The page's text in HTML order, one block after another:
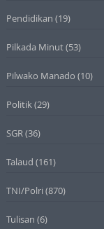
Pendidikan (19)
Pilkada Minut(53)
Pilwako Manado (10)
Politik (29)
SGR (36)
Talaud (161)
TNI/Polri (870)
Tulisan (6)